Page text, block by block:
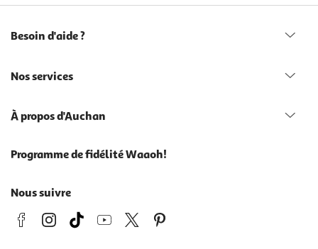
Besoin d'aide ?
Nos services
À propos d'Auchan
Programme de fidélité Waaoh!
Nous suivre